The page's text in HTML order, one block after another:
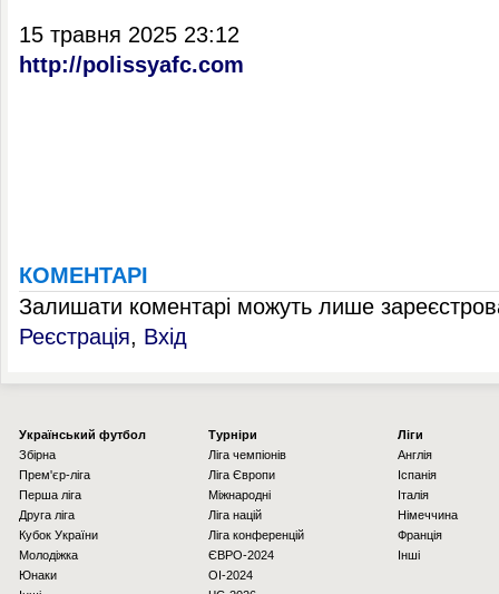
15 травня 2025 23:12
http://polissyafc.com
КОМЕНТАРІ
Залишати коментарі можуть лише
Реєстрація, Вхід
Українcький футбол
Збірна
Прем'єр-ліга
Перша ліга
Друга ліга
Кубок України
Молодіжка
Юнаки
Турніри
Ліга чемпіонів
Ліга Європи
Міжнародні
Ліга націй
Ліга конференцій
ЄВРО-2024
OI-2024
Ліги
Англія
Іспанія
Італія
Німеччина
Франція
Інші